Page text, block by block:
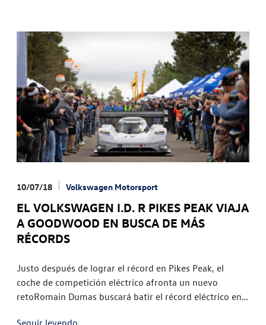
10/07/18 Volkswagen Motorsport
EL VOLKSWAGEN I.D. R PIKES PEAK VIAJA
A GOODWOOD EN BUSCA DE MÁS
RÉCORDS
Justo después de lograr el récord en Pikes Peak, el
coche de competición eléctrico afronta un nuevo
retoRomain Dumas buscará batir el récord eléctrico en